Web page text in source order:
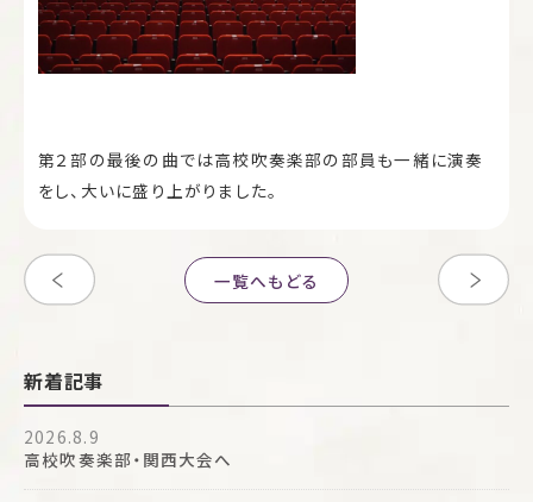
第２部の最後の曲では高校吹奏楽部の部員も一緒に演奏
をし、大いに盛り上がりました。
一覧へもどる
新着記事
2026.8.9
高校吹奏楽部・関西大会へ